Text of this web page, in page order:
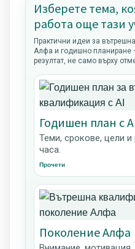
Изберете тема,
работа още тази
Практични идеи за
Алфа и годишно планиране
резултат, не само върху
Годишен план с
Теми, срокове, цели и
часа.
Прочети
Поколение Алфа